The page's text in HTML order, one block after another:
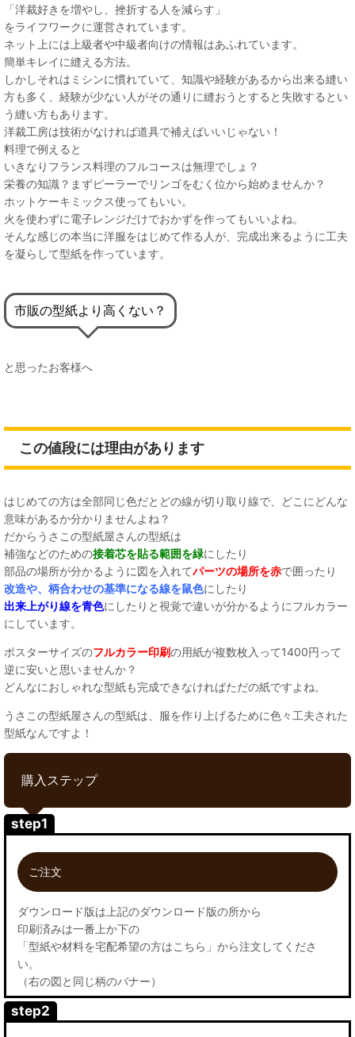
「洋裁好きを増やし、挫折する人を減らす」
をライフワークに運営されています。
ネット上には上級者や中級者向けの情報はあふれています。
簡単キレイに縫える方法。
しかしそれはミシンに慣れていて、知識や経験があるから出来る縫い
方も多く、経験が少ない人がその通りに縫おうとすると失敗するとい
う縫い方もあります。
洋裁工房は技術がなければ道具で補えばいいじゃない！
料理で例えると
いきなりフランス料理のフルコースは無理でしょ？
栄養の知識？まずピーラーでリンゴをむく位から始めませんか？
ホットケーキミックス使ってもいい。
火を使わずに電子レンジだけでおかずを作ってもいいよね。
そんな感じの本当に洋服をはじめて作る人が、完成出来るように工夫
を凝らして型紙を作っています。
市販の型紙より高くない？
と思ったお客様へ
この値段には理由があります
はじめての方は全部同じ色だとどの線が切り取り線で、どこにどんな
意味があるか分かりませんよね？
だからうさこの型紙屋さんの型紙は
補強などのための接着芯を貼る範囲を緑にしたり
部品の場所が分かるように図を入れてパーツの場所を赤で囲ったり
改造や、柄合わせの基準になる線を鼠色にしたり
出来上がり線を青色にしたりと視覚で違いが分かるようにフルカラー
にしています。
ポスターサイズのフルカラー印刷の用紙が複数枚入って1400円って
逆に安いと思いませんか？
どんなにおしゃれな型紙も完成できなければただの紙ですよね。
うさこの型紙屋さんの型紙は、服を作り上げるために色々工夫された
型紙なんですよ！
購入ステップ
step1
ご注文
ダウンロード版は上記のダウンロード版の所から
印刷済みは一番上か下の
「型紙や材料を宅配希望の方はこちら」から注文してくださ
い。
（右の図と同じ柄のバナー）
step2